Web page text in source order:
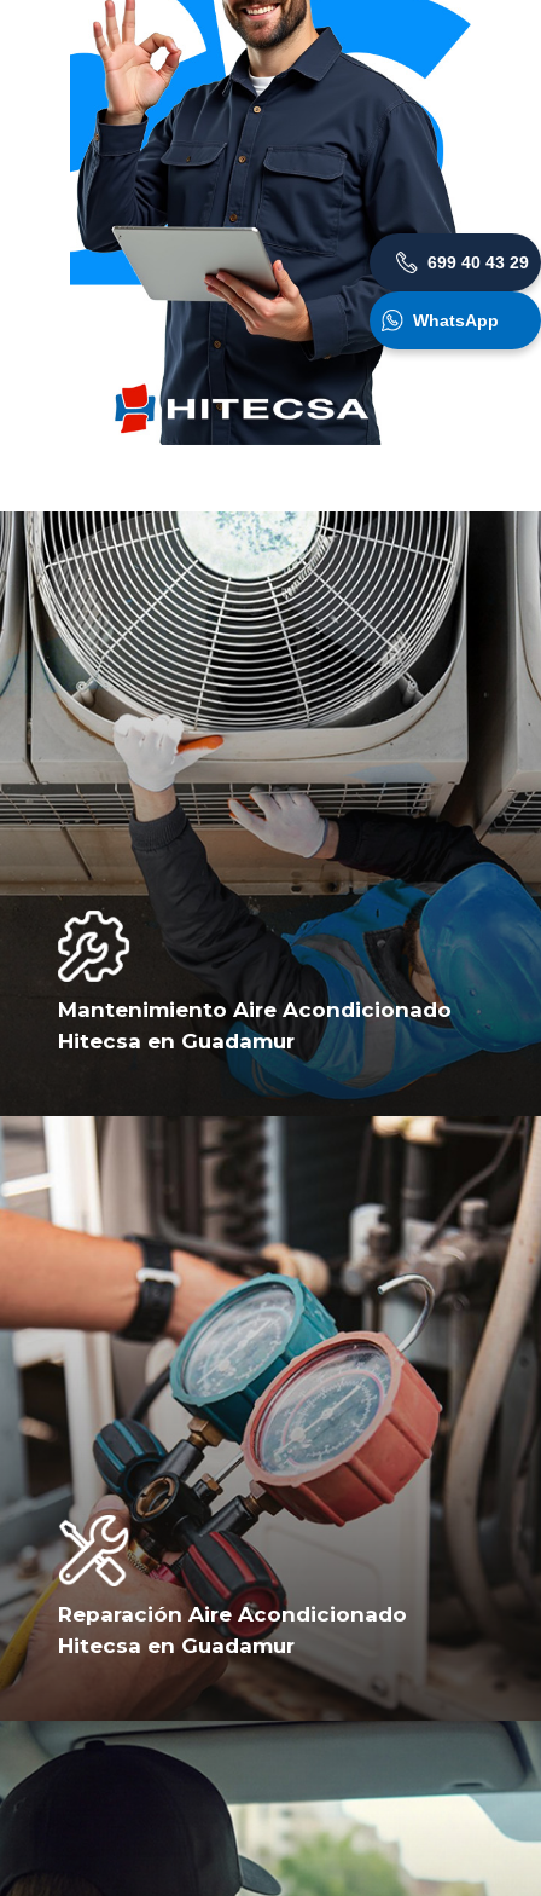
Mantenimiento Aire Acondicionado
Hitecsa en Guadamur
Reparación Aire Acondicionado
Hitecsa en Guadamur
699 40 43 29
WhatsApp